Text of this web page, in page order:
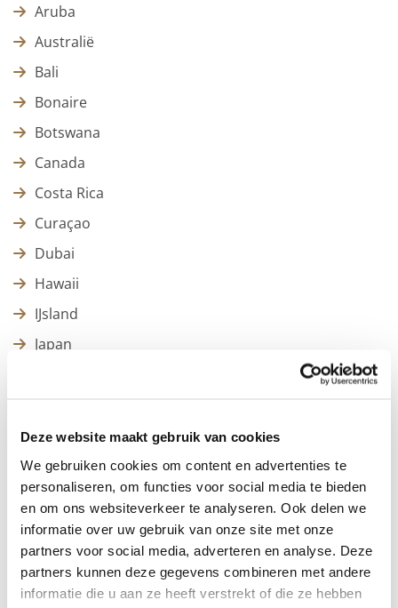
Deze website maakt gebruik van cookies
We gebruiken cookies om content en advertenties te
personaliseren, om functies voor social media te bieden
en om ons websiteverkeer te analyseren. Ook delen we
informatie over uw gebruik van onze site met onze
partners voor social media, adverteren en analyse. Deze
partners kunnen deze gegevens combineren met andere
informatie die u aan ze heeft verstrekt of die ze hebben
Aruba
Australië
Bali
Bonaire
Botswana
Canada
Costa Rica
Curaçao
Dubai
Hawaii
IJsland
Japan
Namibië
Nieuw-Zeeland
Thailand
Zanzibar
Zuid-Afrika